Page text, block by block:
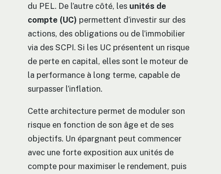
du PEL. De l’autre côté, les unités de
compte (UC) permettent d’investir sur des
actions, des obligations ou de l’immobilier
via des SCPI. Si les UC présentent un risque
de perte en capital, elles sont le moteur de
la performance à long terme, capable de
surpasser l’inflation.
Cette architecture permet de moduler son
risque en fonction de son âge et de ses
objectifs. Un épargnant peut commencer
avec une forte exposition aux unités de
compte pour maximiser le rendement, puis